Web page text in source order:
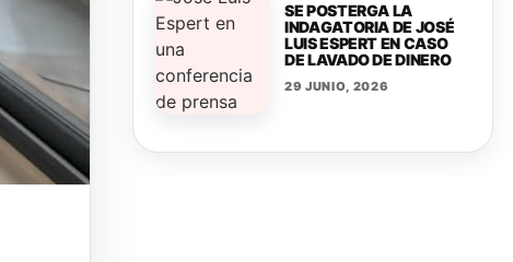
SE POSTERGA LA
INDAGATORIA DE JOSÉ
LUIS ESPERT EN CASO
DE LAVADO DE DINERO
29 JUNIO, 2026